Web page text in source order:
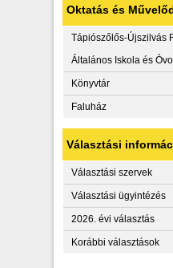
Oktatás és
Tápiószőlős-Újszilvás
Általános Iskola és
Könyvtár
Faluház
Választási
Választási szervek
Választási ügyintézés
2026. évi választás
Korábbi választások